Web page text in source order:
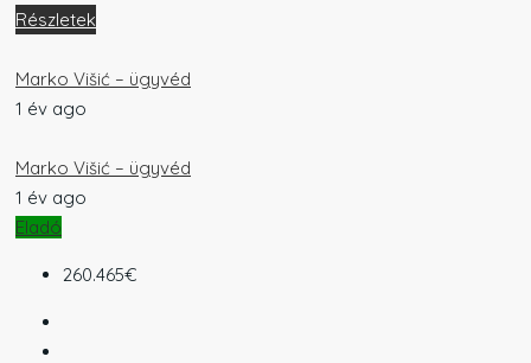
Részletek
Marko Višić – ügyvéd
1 év ago
Marko Višić – ügyvéd
1 év ago
Eladó
260.465€